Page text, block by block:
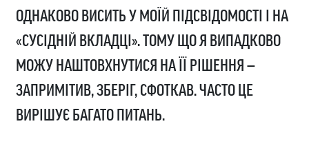
ОДНАКОВО ВИСИТЬ У МОЇЙ ПІДСВІДОМОСТІ І НА
«СУСІДНІЙ ВКЛАДЦІ». ТОМУ ЩО Я ВИПАДКОВО
МОЖУ НАШТОВХНУТИСЯ НА ЇЇ РІШЕННЯ —
ЗАПРИМІТИВ, ЗБЕРІГ, СФОТКАВ. ЧАСТО ЦЕ
ВИРІШУЄ БАГАТО ПИТАНЬ.